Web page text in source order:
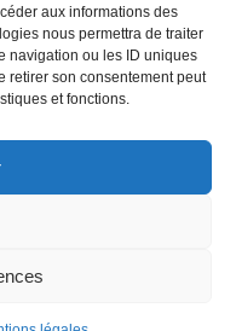
aux informations des
nous permettra de traiter
navigation ou les ID uniques
retirer son consentement peut
et fonctions.